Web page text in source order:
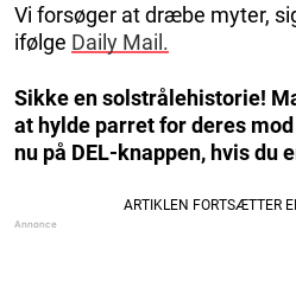
Vi forsøger at dræbe myter,
ifølge Daily Mail.
Sikke en solstrålehistorie!
at hylde parret for deres
nu på DEL-knappen, hvis du